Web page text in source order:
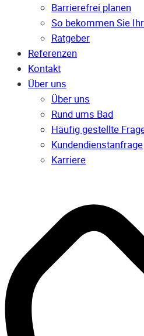
Barrierefrei planen
So bekommen Sie
Ratgeber
Referenzen
Kontakt
Über uns
Über uns
Rund ums Bad
Häufig gestellte
Kunden­dienst­anfrage
Karriere